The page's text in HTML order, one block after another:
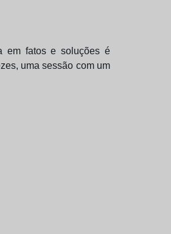
em fatos e soluções é
uma sessão com um